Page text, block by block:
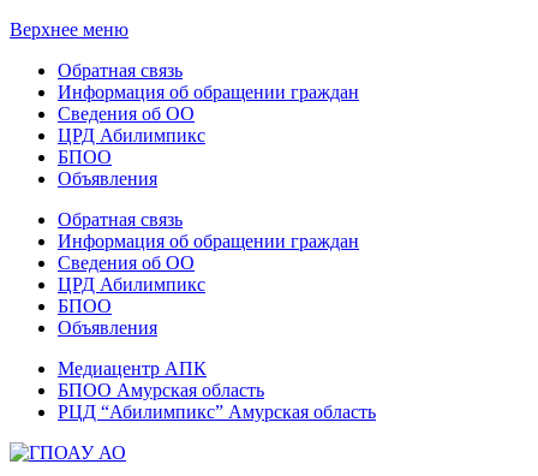
Верхнее меню
Обратная связь
Информация об обращении граждан
Сведения об ОО
ЦРД Абилимпикс
БПОО
Объявления
Обратная связь
Информация об обращении граждан
Сведения об ОО
ЦРД Абилимпикс
БПОО
Объявления
Медиацентр АПК
БПОО Амурская область
РЦД “Абилимпикс” Амурская область